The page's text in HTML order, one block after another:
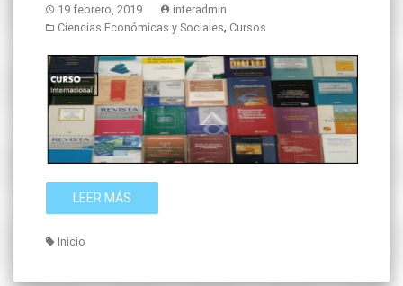
19 febrero, 2019
interadmin
Ciencias Económicas y Sociales, Cursos
LEER MÁS
Inicio